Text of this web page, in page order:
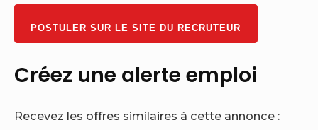
POSTULER SUR LE SITE DU RECRUTEUR
Créez une alerte emploi
Recevez les offres similaires à cette annonce :